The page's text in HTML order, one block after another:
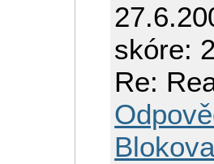
skóre:
Re: